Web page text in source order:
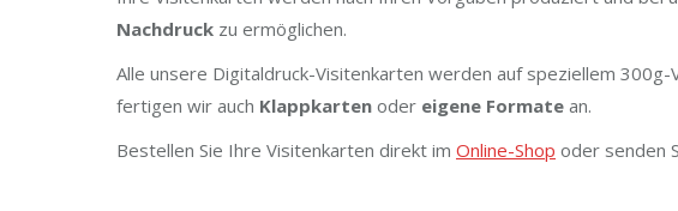
Nachdruck zu ermöglichen.
Alle unsere Digitaldruck-Visitenkarten werden auf speziellem
fertigen wir auch Klappkarten oder eigene Formate an.
Bestellen Sie Ihre Visitenkarten direkt im Online-Shop oder senden